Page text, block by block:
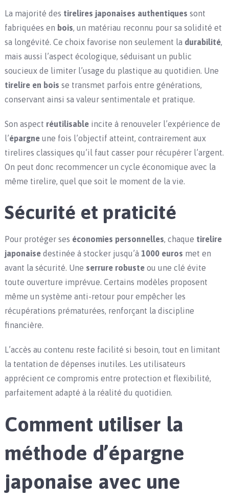
La majorité des tirelires japonaises authentiques sont
fabriquées en bois, un matériau reconnu pour sa solidité et
sa longévité. Ce choix favorise non seulement la durabilité,
mais aussi l’aspect écologique, séduisant un public
soucieux de limiter l’usage du plastique au quotidien. Une
tirelire en bois se transmet parfois entre générations,
conservant ainsi sa valeur sentimentale et pratique.
Son aspect réutilisableincite à renouveler l’expérience de
l’épargneune fois l’objectif atteint, contrairement aux
tirelires classiques qu’il faut casser pour récupérer l’argent.
On peut donc recommencer un cycle économique avec la
même tirelire, quel que soit le moment de la vie.
Sécurité et praticité
Pour protéger ses économies personnelles, chaque tirelire
japonaisedestinée à stocker jusqu’à 1000 euros met en
avant la sécurité. Une serrure robusteou une clé évite
toute ouverture imprévue. Certains modèles proposent
même un système anti-retour pour empêcher les
récupérations prématurées, renforçant la discipline
financière.
L’accès au contenu reste facilité si besoin, tout en limitant
la tentation de dépenses inutiles. Les utilisateurs
apprécient ce compromis entre protection et flexibilité,
parfaitement adapté à la réalité du quotidien.
Comment utiliser la
méthode d’épargne
japonaise avec une